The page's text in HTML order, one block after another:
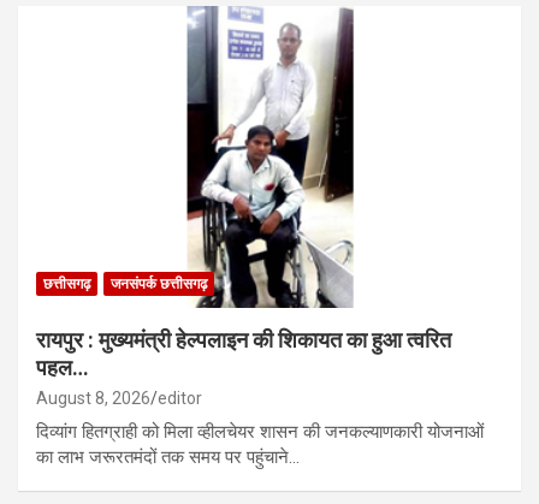
छत्तीसगढ़ जनसंपर्क छत्तीसगढ़
रायपुर : मुख्यमंत्री हेल्पलाइन की शिकायत का हुआ त्वरित
पहल…
August 8, 2026 editor
दिव्यांग हितग्राही को मिला व्हीलचेयर शासन की जनकल्याणकारी योजनाओं
का लाभ जरूरतमंदों तक समय पर पहुंचाने…